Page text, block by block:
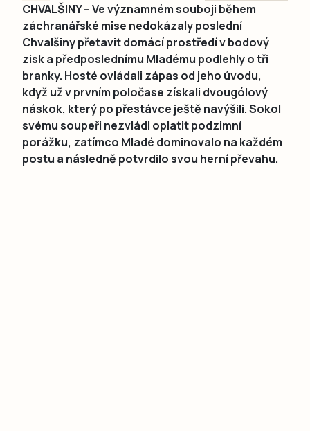
CHVALŠINY – Ve významném souboji během
záchranářské mise nedokázaly poslední
Chvalšiny přetavit domácí prostředí v bodový
zisk a předposlednímu Mladému podlehly o tři
branky. Hosté ovládali zápas od jeho úvodu,
když už v prvním poločase získali dvougólový
náskok, který po přestávce ještě navýšili. Sokol
svému soupeři nezvládl oplatit podzimní
porážku, zatímco Mladé dominovalo na každém
postu a následně potvrdilo svou herní převahu.